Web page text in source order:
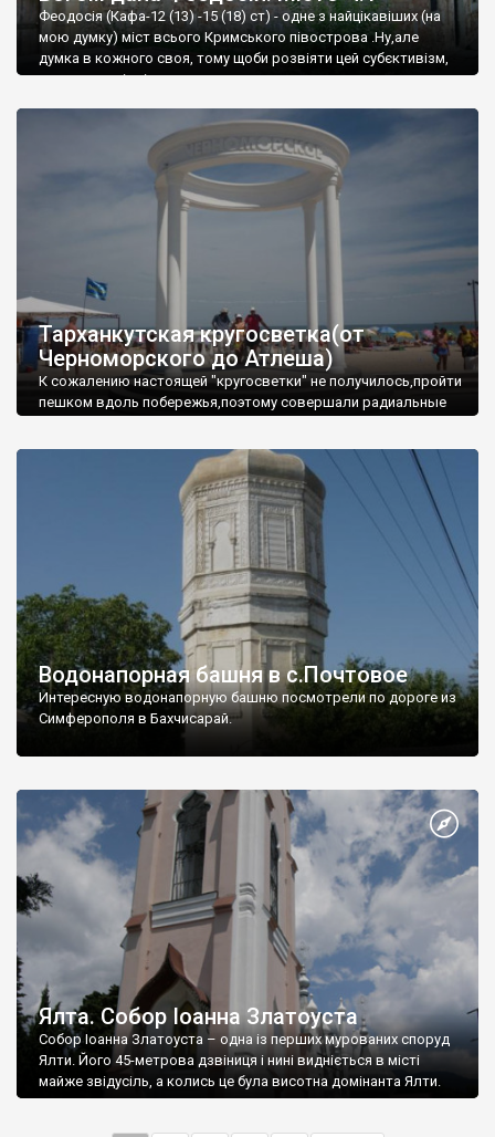
Феодосія (Кафа-12 (13) -15 (18) ст) - одне з найцікавіших (на
мою думку) міст всього Кримського півострова .Ну,але
думка в кожного своя, тому щоби розвіяти цей субєктивізм,
запрошую відвідати це
Тарханкутская кругосветка(от
Черноморского до Атлеша)
К сожалению настоящей "кругосветки" не получилось,пройти
пешком вдоль побережья,поэтому совершали радиальные
Водонапорная башня в с.Почтовое
Интересную водонапорную башню посмотрели по дороге из
Симферополя в Бахчисарай.
Ялта. Собор Іоанна Златоуста
Собор Іоанна Златоуста – одна із перших мурованих споруд
Ялти. Його 45-метрова дзвіниця і нині видніється в місті
майже звідусіль, а колись це була висотна домінанта Ялти.